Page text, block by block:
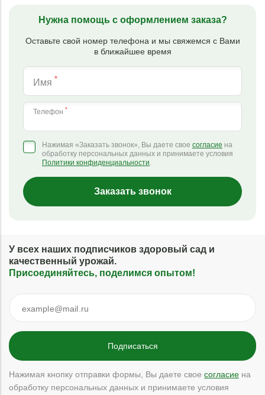
Нужна помощь с оформлением заказа?
Оставьте свой номер телефона и мы свяжемся с Вами
в ближайшее время
Имя *
Телефон *
Нажимая «Заказать звонок», Вы даете свое согласие на
обработку персональных данных и принимаете условия
Политики конфиденциальности.
Заказать звонок
У всех наших подписчиков здоровый сад и
качественный урожай.
Присоединяйтесь, поделимся опытом!
Нажимая кнопку отправки формы, Вы даете свое согласие на
обработку персональных данных и принимаете условия